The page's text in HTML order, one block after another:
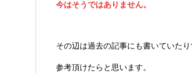
今はそうではありません。
その辺は過去の記事にも書いていたり
参考頂けたらと思います。